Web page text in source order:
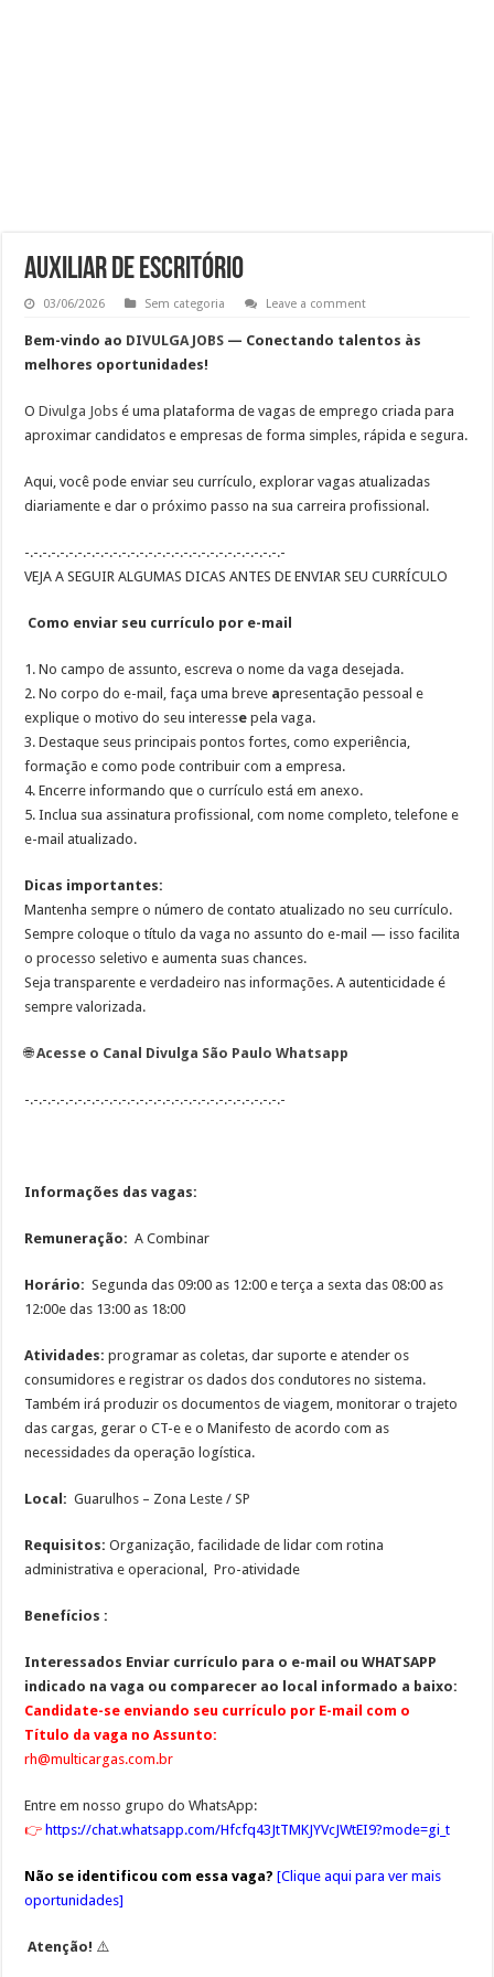
Auxiliar de Escritório
03/06/2026 Sem categoria Leave a comment
Bem-vindo ao DIVULGA JOBS — Conectando talentos às
melhores oportunidades!
ODivulga Jobs é uma plataforma de vagas de emprego criada para
aproximar candidatos e empresas de forma simples, rápida e segura.
Aqui, você podeenviar seu currículo, explorar vagas atualizadas
diariamente edar o próximo passo na sua carreira profissional .
-.-.-.-.-.-.-.-.-.-.-.-.-.-.-.-.-.-.-.-.-.-.-.-.-.-.-.-.-.-
VEJA A SEGUIR ALGUMAS DICAS ANTES DE ENVIAR SEU CURRÍCULO
Como enviar seu currículo por e-mail
1. No campo de assunto, escreva o nome da vaga desejada.
2. No corpo do e-mail, faça uma breve apresentação pessoal e
explique o motivo do seu interesse pela vaga.
3. Destaque seusprincipais pontos fortes, como experiência,
formação e como pode contribuir com a empresa.
4. Encerre informando que ocurrículo está em anexo.
5. Inclua sua assinatura profissional , com nome completo, telefone e
e-mail atualizado.
Dicas importantes:
Mantenha sempre o número de contato atualizado no seu currículo.
Sempre coloque o título da vaga no assunto do e-mail — isso facilita
o processo seletivo e aumenta suas chances.
Seja transparente e verdadeiro nas informações. A autenticidade é
sempre valorizada.
🌐Acesse o Canal Divulga São Paulo Whatsapp
-.-.-.-.-.-.-.-.-.-.-.-.-.-.-.-.-.-.-.-.-.-.-.-.-.-.-.-.-.-
Informações das vagas:
Remuneração: A Combinar
Horário: Segunda das 09:00 as 12:00 e terça a sexta das 08:00 as
12:00e das 13:00 as 18:00
Atividades:programar as coletas, dar suporte e atender os
consumidores e registrar os dados dos condutores no sistema.
Também irá produzir os documentos de viagem, monitorar o trajeto
das cargas, gerar o CT-e e o Manifesto de acordo com as
necessidades da operação logística.
Local:Guarulhos – Zona Leste / SP
Requisitos: Organização, facilidade de lidar com rotina
administrativa e operacional, Pro-atividade
Benefícios :
Interessados Enviar currículo para o e-mail ou WHATSAPP
indicado na vaga ou comparecer ao local informado a baixo:
Candidate-se enviando seu currículo por E-mail com o
Título da vaga no Assunto:
rh@multicargas.com.br
Entre em nosso grupo do WhatsApp:
👉 https://chat.whatsapp.com/Hfcfq43JtTMKJYVcJWtEI9?mode=gi_t
Não se identificou com essa vaga? [Clique aqui para ver mais
oportunidades]
Atenção! ⚠️